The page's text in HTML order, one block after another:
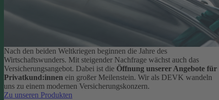
Nach den beiden Weltkriegen beginnen die Jahre des
Wirtschaftswunders. Mit steigender Nachfrage wächst auch das
Versicherungsangebot. Dabei ist die Öffnung unserer Angebote für
Privatkund:innen ein großer Meilenstein. Wir als DEVK wandeln
uns zu einem modernen Versicherungskonzern.
Zu unseren Produkten